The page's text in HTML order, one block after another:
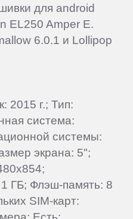
для android
EL250 Amper E.
6.0.1 и Lollipop
2015 г.; Тип:
система:
системы:
экрана: 5";
ГБ; Флэш-память: 8
SIM-карт: